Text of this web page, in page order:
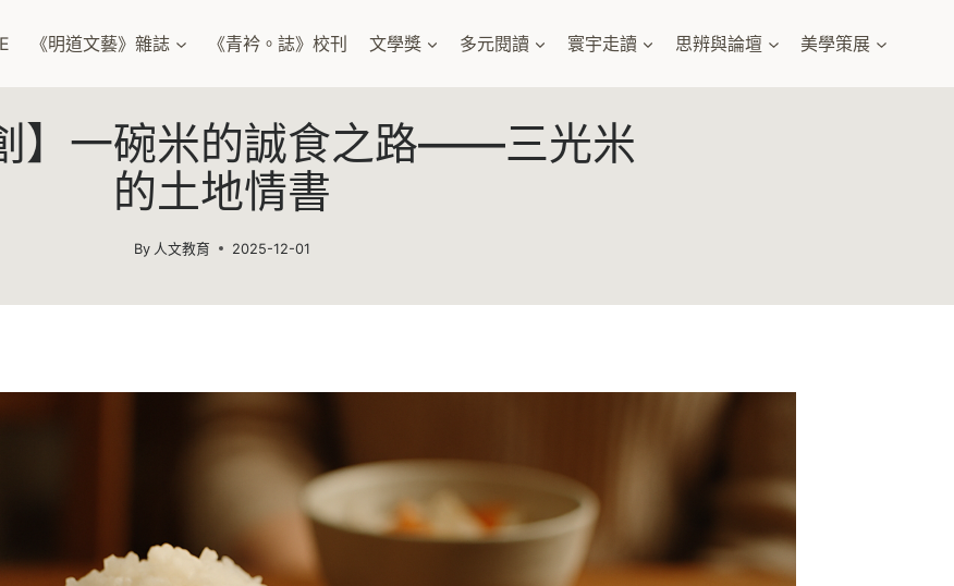
《明道文藝》雜誌 《青衿。誌》校刊 文學獎 多元閱讀 寰宇走讀 思辨與論壇 美學策展
】一碗米的誠食之路——三光米
的土地情書
By 人文教育 2025-12-01